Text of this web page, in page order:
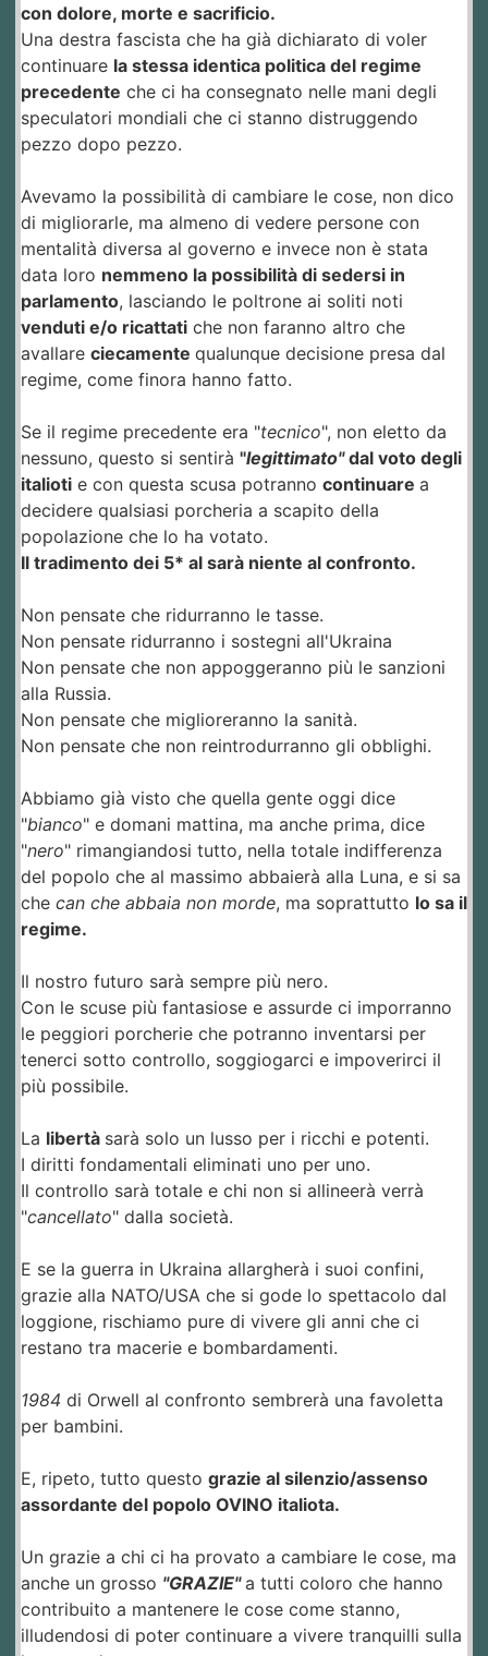
con dolore, morte e sacrificio.
Una destra fascista che ha già dichiarato di voler
continuare la stessa identica politica del regime
precedente che ci ha consegnato nelle mani degli
speculatori mondiali che ci stanno distruggendo
pezzo dopo pezzo.
Avevamo la possibilità di cambiare le cose, non dico
di migliorarle, ma almeno di vedere persone con
mentalità diversa al governo e invece non è stata
data loro nemmeno la possibilità di sedersi in
parlamento, lasciando le poltrone ai soliti noti
venduti e/o ricattati che non faranno altro che
avallare ciecamente qualunque decisione presa dal
regime, come finora hanno fatto.
Se il regime precedente era "tecnico", non eletto da
nessuno, questo si sentirà "legittimato"dal voto degli
italioti e con questa scusa potranno continuare a
decidere qualsiasi porcheria a scapito della
popolazione che lo ha votato.
Il tradimento dei 5* al sarà niente al confronto.
Non pensate che ridurranno le tasse.
Non pensate ridurranno i sostegni all'Ukraina
Non pensate che non appoggeranno più le sanzioni
alla Russia.
Non pensate che miglioreranno la sanità.
Non pensate che non reintrodurranno gli obblighi.
Abbiamo già visto che quella gente oggi dice
"bianco" e domani mattina, ma anche prima, dice
"nero" rimangiandosi tutto, nella totale indifferenza
del popolo che al massimo abbaierà alla Luna, e si sa
che can che abbaia non morde, ma soprattutto lo sa il
regime.
Il nostro futuro sarà sempre più nero.
Con le scuse più fantasiose e assurde ci imporranno
le peggiori porcherie che potranno inventarsi per
tenerci sotto controllo, soggiogarci e impoverirci il
più possibile.
La libertà sarà solo un lusso per i ricchi e potenti.
I diritti fondamentali eliminati uno per uno.
Il controllo sarà totale e chi non si allineerà verrà
"cancellato" dalla società.
E se la guerra in Ukraina allargherà i suoi confini,
grazie alla NATO/USA che si gode lo spettacolo dal
loggione, rischiamo pure di vivere gli anni che ci
restano tra macerie e bombardamenti.
1984 di Orwell al confronto sembrerà una favoletta
per bambini.
E, ripeto, tutto questo grazie al silenzio/assenso
assordante del popolo OVINO italiota.
Un grazie a chi ci ha provato a cambiare le cose, ma
anche un grosso "GRAZIE"a tutti coloro che hanno
contribuito a mantenere le cose come stanno,
illudendosi di poter continuare a vivere tranquilli sulla